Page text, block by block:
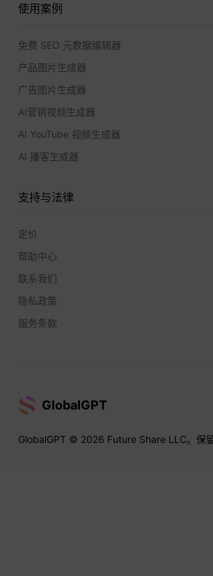
使用案例
免费 SEO 元数据编辑器
产品图片生成器
广告图片生成器
AI营销视频生成器
AI YouTube 视频生成器
AI 播客生成器
支持与法律
定价
帮助中心
联系我们
隐私政策
服务条款
GlobalGPT
GlobalGPT © 2026 Future Share LLC。保